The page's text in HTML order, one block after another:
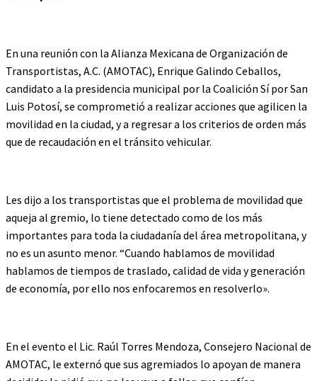
En una reunión con la Alianza Mexicana de Organización de
Transportistas, A.C. (AMOTAC), Enrique Galindo Ceballos,
candidato a la presidencia municipal por la Coalición Sí por San
Luis Potosí, se comprometió a realizar acciones que agilicen la
movilidad en la ciudad, y a regresar a los criterios de orden más
que de recaudación en el tránsito vehicular.
Les dijo a los transportistas que el problema de movilidad que
aqueja al gremio, lo tiene detectado como de los más
importantes para toda la ciudadanía del área metropolitana, y
no es un asunto menor. “Cuando hablamos de movilidad
hablamos de tiempos de traslado, calidad de vida y generación
de economía, por ello nos enfocaremos en resolverlo».
En el evento el Lic. Raúl Torres Mendoza, Consejero Nacional de
AMOTAC, le externó que sus agremiados lo apoyan de manera